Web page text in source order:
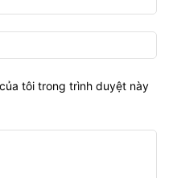
tôi trong trình duyệt này